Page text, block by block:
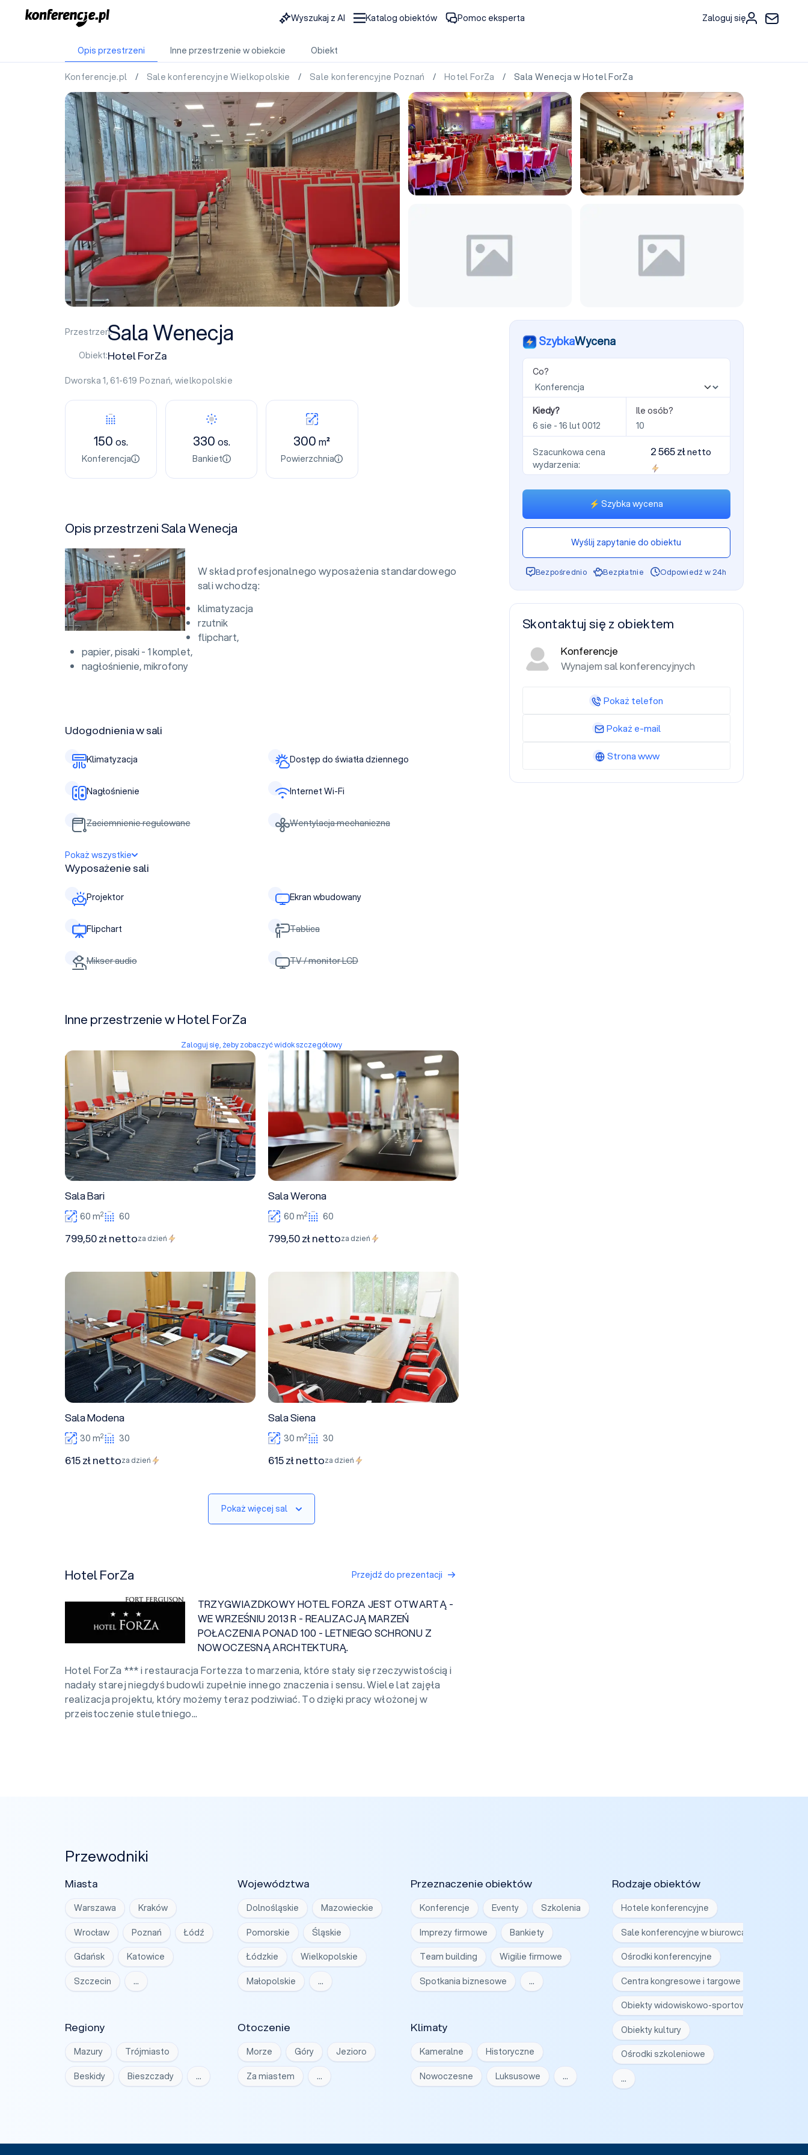
Wyszukaj z AI Katalog obiektów Pomoc eksperta Zaloguj się
Opis przestrzeni Inne przestrzenie w obiekcie Obiekt
Konferencje.pl / Sale konferencyjne Wielkopolskie / Sale konferencyjne Poznań / Hotel ForZa / Sala Wenecja w Hotel ForZa
Przestrzeń:Sala Wenecja
Obiekt:Hotel ForZa
Dworska 1, 61-619 Poznań, wielkopolskie
150os.
Konferencja
330 os.
Bankiet
300m²
Powierzchnia
Opis przestrzeni Sala Wenecja
W skład profesjonalnego wyposażenia standardowego
sali wchodzą:
klimatyzacja
rzutnik
flipchart,
papier, pisaki - 1 komplet,
nagłośnienie, mikrofony
Udogodnienia w sali
Klimatyzacja Dostęp do światła dziennego
Nagłośnienie Internet Wi-Fi
Zaciemnienie regulowane Wentylacja mechaniczna
Pokaż wszystkie
Wyposażenie sali
Projektor Ekran wbudowany
Flipchart Tablica
Mikser audio TV / monitor LCD
Inne przestrzenie w Hotel ForZa
Zaloguj się, żeby zobaczyć widok szczegółowy
Sala Bari
Sala Bari
60 m2 60
799,50 zł nettoza dzień
Sala Werona
Sala Werona
60 m2 60
799,50 zł nettoza dzień
Sala Modena
30 m2 30
615 zł nettoza dzień
Sala Siena
30 m2 30
615 zł nettoza dzień
Pokaż więcej sal
Hotel ForZa Przejdź do prezentacji
TRZYGWIAZDKOWY HOTEL FORZA JEST OTWARTĄ -
WE WRZEŚNIU 2013 R - REALIZACJĄ MARZEŃ
POŁACZENIA PONAD 100 - LETNIEGO SCHRONU Z
NOWOCZESNĄ ARCHTEKTURĄ.
Hotel ForZa *** i restauracja Fortezza to marzenia, które stały się rzeczywistością i
nadały starej niegdyś budowli zupełnie innego znaczenia i sensu. Wiele lat zajęła
realizacja projektu, który możemy teraz podziwiać. To dzięki pracy włożonej w
przeistoczenie stuletniego...
SzybkaWycena
Co?
Kiedy? Ile osób?
Szacunkowa cena
wydarzenia:
2 565 złnetto
⚡ Szybka wycena
Wyślij zapytanie do obiektu
Bezpośrednio Bezpłatnie Odpowiedź w 24h
Skontaktuj się z obiektem
Konferencje
Wynajem sal konferencyjnych
Pokaż telefon
Pokaż e-mail
Strona www
Przewodniki
Miasta
Warszawa Kraków
Wrocław Poznań Łódź
Gdańsk Katowice
Szczecin …
Województwa
Dolnośląskie Mazowieckie
Pomorskie Śląskie
Łódzkie Wielkopolskie
Małopolskie …
Regiony
Mazury Trójmiasto
Beskidy Bieszczady …
Otoczenie
Morze Góry Jezioro
Za miastem …
Klimaty
Kameralne Historyczne
Nowoczesne Luksusowe …
Przeznaczenie obiektów
Konferencje Eventy Szkolenia
Imprezy firmowe Bankiety
Team building Wigilie firmowe
Spotkania biznesowe …
Rodzaje obiektów
Hotele konferencyjne
Sale konferencyjne w biurowcach
Ośrodki konferencyjne
Centra kongresowe i targowe
Obiekty widowiskowo-sportowe
Obiekty kultury
Ośrodki szkoleniowe
…